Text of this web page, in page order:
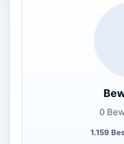
0
1.159